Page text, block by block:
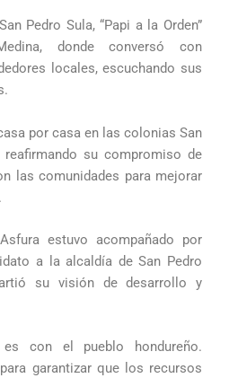
Pedro Sula, “Papi a la Orden”
donde conversó con
locales, escuchando sus
por casa en las colonias San
su compromiso de
las comunidades para mejorar
estuvo acompañado por
a la alcaldía de San Pedro
su visión de desarrollo y
es con el pueblo hondureño.
garantizar que los recursos